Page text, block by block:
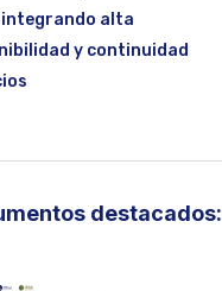
integrando alta
y continuidad
destacados: